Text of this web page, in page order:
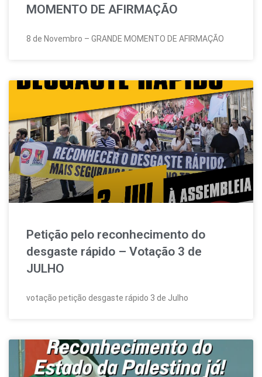
MOMENTO DE AFIRMAÇÃO
8 de Novembro – GRANDE MOMENTO DE AFIRMAÇÃO
Petição pelo reconhecimento do
desgaste rápido – Votação 3 de
JULHO
votação petição desgaste rápido 3 de Julho